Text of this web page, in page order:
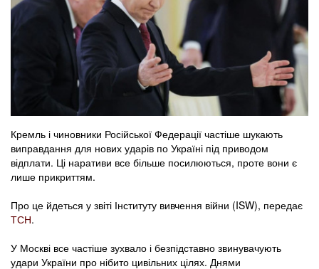
Кремль і чиновники Російської Федерації частіше шукають
виправдання для нових ударів по Україні під приводом
відплати. Ці наративи все більше посилюються, проте вони є
лише прикриттям.
Про це йдеться у звіті Інституту вивчення війни (ISW), передає
ТСН.
У Москві все частіше зухвало і безпідставно звинувачують
удари України про нібито цивільних цілях. Днями